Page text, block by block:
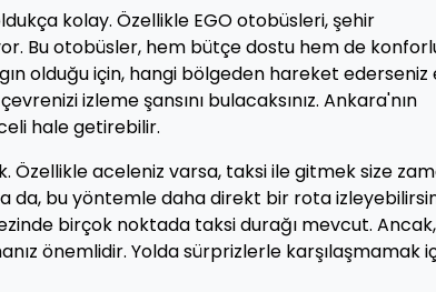
kolay. Özellikle EGO otobüsleri, şehir
Bu otobüsler, hem bütçe dostu hem de
olduğu için, hangi bölgeden hareket ederseniz
izleme şansını bulacaksınız. Ankara'nın
hale getirebilir.
aceleniz varsa, taksi ile gitmek size
da, bu yöntemle daha direkt bir rota
birçok noktada taksi durağı mevcut. Ancak,
önemlidir. Yolda sürprizlerle karşılaşmamak